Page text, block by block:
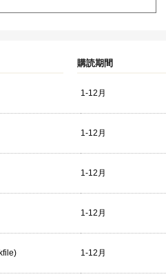
購読期間
1-12月
1-12月
1-12月
1-12月
1-12月